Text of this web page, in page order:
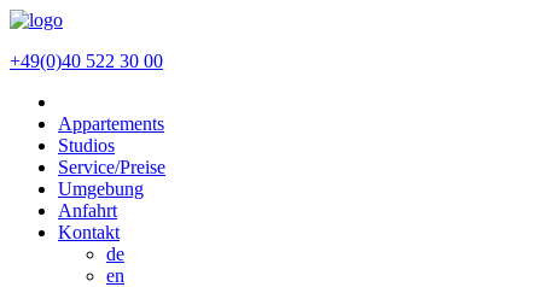
+49(0)40 522 30 00
Appartements
Studios
Service/Preise
Umgebung
Anfahrt
Kontakt
de
en